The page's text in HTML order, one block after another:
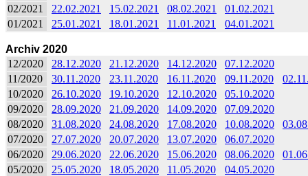
02/2021
22.02.2021 15.02.2021 08.02.2021
01.02.2021
01/2021
25.01.2021 18.01.2021 11.01.2021 04.01.2021
Archiv 2020
12/2020
28.12.2020 21.12.2020 14.12.2020
07.12.2020
11/2020
30.11.2020 23.11.2020 16.11.2020 09.11.2020
10/2020
26.10.2020 19.10.2020 12.10.2020
05.10.2020
09/2020
28.09.2020 21.09.2020 14.09.2020
07.09.2020
08/2020
31.08.2020 24.08.2020 17.08.2020 10.08.2020
07/2020
27.07.2020 20.07.2020 13.07.2020
06.07.2020
06/2020
29.06.2020 22.06.2020 15.06.2020 08.06.2020
05/2020
25.05.2020 18.05.2020 11.05.2020
04.05.2020